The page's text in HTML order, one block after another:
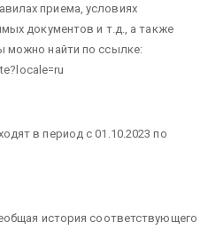
приема, условиях
документов и т.д., а также
можно найти по ссылке:
в период с 01.10.2023 по
история соответствующего